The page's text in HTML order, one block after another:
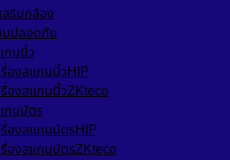
ริมกล้อง
ปลอดภัย
กนนิ้ว
องสแกนนิ้วHIP
องสแกนนิ้วZKteco
กนบัตร
องสแกนบัตรHIP
องสแกนบัตรZKteco